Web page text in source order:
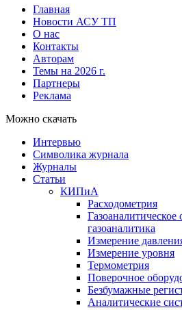
Главная
Новости АСУ ТП
О нас
Контакты
Авторам
Темы на 2026 г.
Партнеры
Реклама
Можно скачать
Интервью
Символика журнала
Журналы
Статьи
КИПиА
Расходометрия
Газоаналитическое
газоаналитика
Измерение
Измерение уровня
Термометрия
Поверочное
Безбумажные
Аналитические